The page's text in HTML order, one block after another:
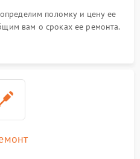
поломку и цену ее
вам о сроках ее ремонта.